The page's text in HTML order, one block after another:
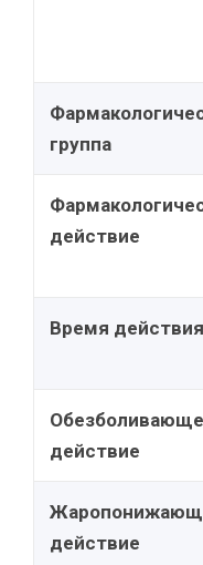
группа
действие
Время действия
действие
действие